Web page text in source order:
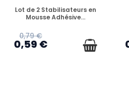
EN STOCK
Lot de 2 Stabilisateurs en
Mousse Adhésive...
0,79 €
0,59 €